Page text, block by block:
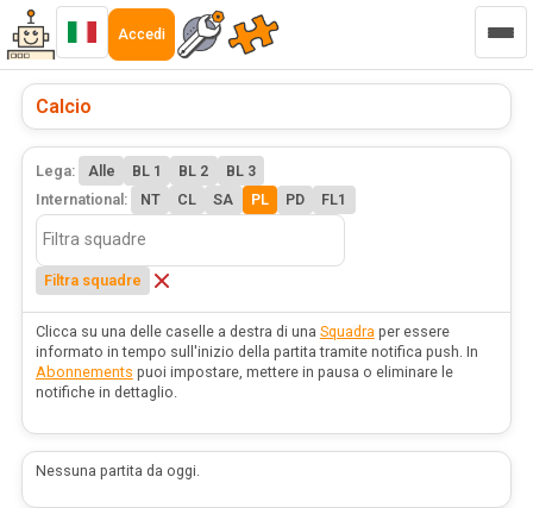
Accedi
Calcio
Lega: Alle BL 1 BL 2
BL 3
International:
NT CL SA PL PD FL1
Filtra squadre
Clicca su una delle caselle a destra di una Squadraper essere
informato in tempo sull'inizio della partita tramite notifica push. In
Abonnements puoi impostare, mettere in pausa o eliminare le
notifiche in dettaglio.
Nessuna partita da oggi.